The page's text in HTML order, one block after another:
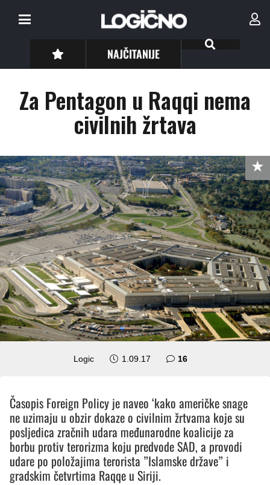
NAJČITANIJE
Za Pentagon u Raqqi nema
civilnih žrtava
Logic 1.09.17 16komentara
Časopis Foreign Policy je naveo ‘kako američke snage
ne uzimaju u obzir dokaze o civilnim žrtvama koje su
posljedica zračnih udara međunarodne koalicije za
borbu protiv terorizma koju predvode SAD, a provodi
udare po položajima terorista ”Islamske države” i
gradskim četvrtima Raqqe u Siriji.